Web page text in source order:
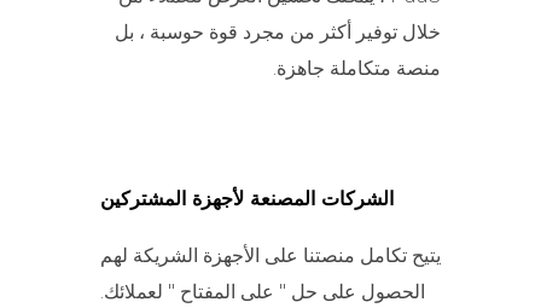
الشركات المصنعة لأجهزة المشتركين
يتيح تكامل منصتنا على الأجهزة الشريكة لهم
الحصول على حل " على المفتاح " لعملائك.
خلال توفير أكثر من مجرد قوة حوسبة ، بل
منصة متكاملة جاهزة.